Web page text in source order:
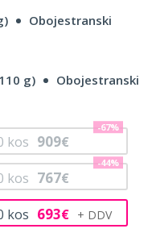
Obojestranski
g)
Obojestranski
kos 693€
kos 767€
-44%
kos 909€
-67%